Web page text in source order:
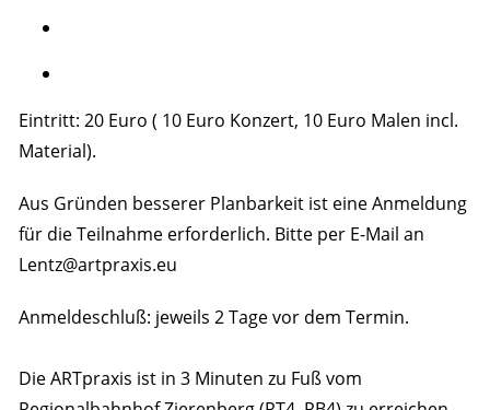
Eintritt: 20 Euro ( 10 Euro Konzert, 10 Euro Malen incl.
Material).
Aus Gründen besserer Planbarkeit ist eine Anmeldung
für die Teilnahme erforderlich. Bitte per E-Mail an
Lentz@artpraxis.eu
Anmeldeschluß: jeweils 2 Tage vor dem Termin.
Die ARTpraxis ist in 3 Minuten zu Fuß vom